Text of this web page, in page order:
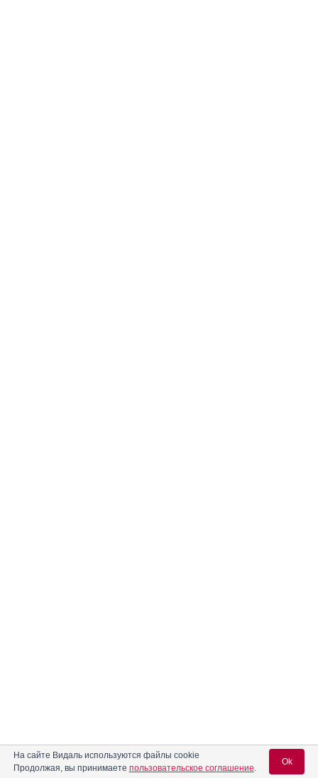
На сайте Видаль используются файлы cookie
Продолжая, вы принимаете пользовательское соглашение.
Ok